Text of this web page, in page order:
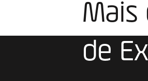
Mais
de